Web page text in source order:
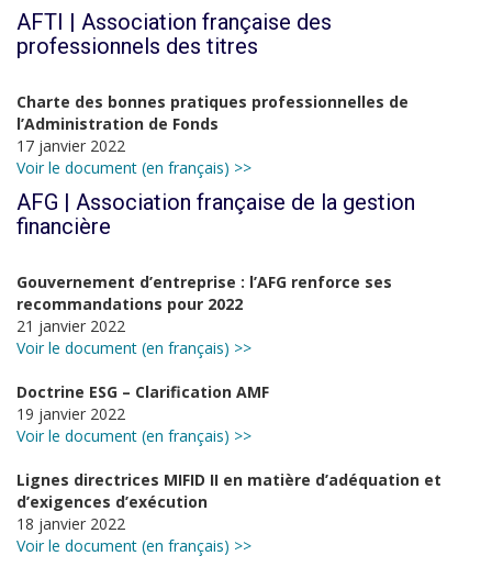
AFTI | Association française des
professionnels des titres
Charte des bonnes pratiques professionnelles de
l’Administration de Fonds
17 janvier 2022
Voir le document (en français) >>
AFG | Association française de la gestion
financière
Gouvernement d’entreprise : l’AFG renforce ses
recommandations pour 2022
21 janvier 2022
Voir le document (en français) >>
Doctrine ESG – Clarification AMF
19 janvier 2022
Voir le document (en français) >>
Lignes directrices MIFID II en matière d’adéquation et
d’exigences d’exécution
18 janvier 2022
Voir le document (en français) >>